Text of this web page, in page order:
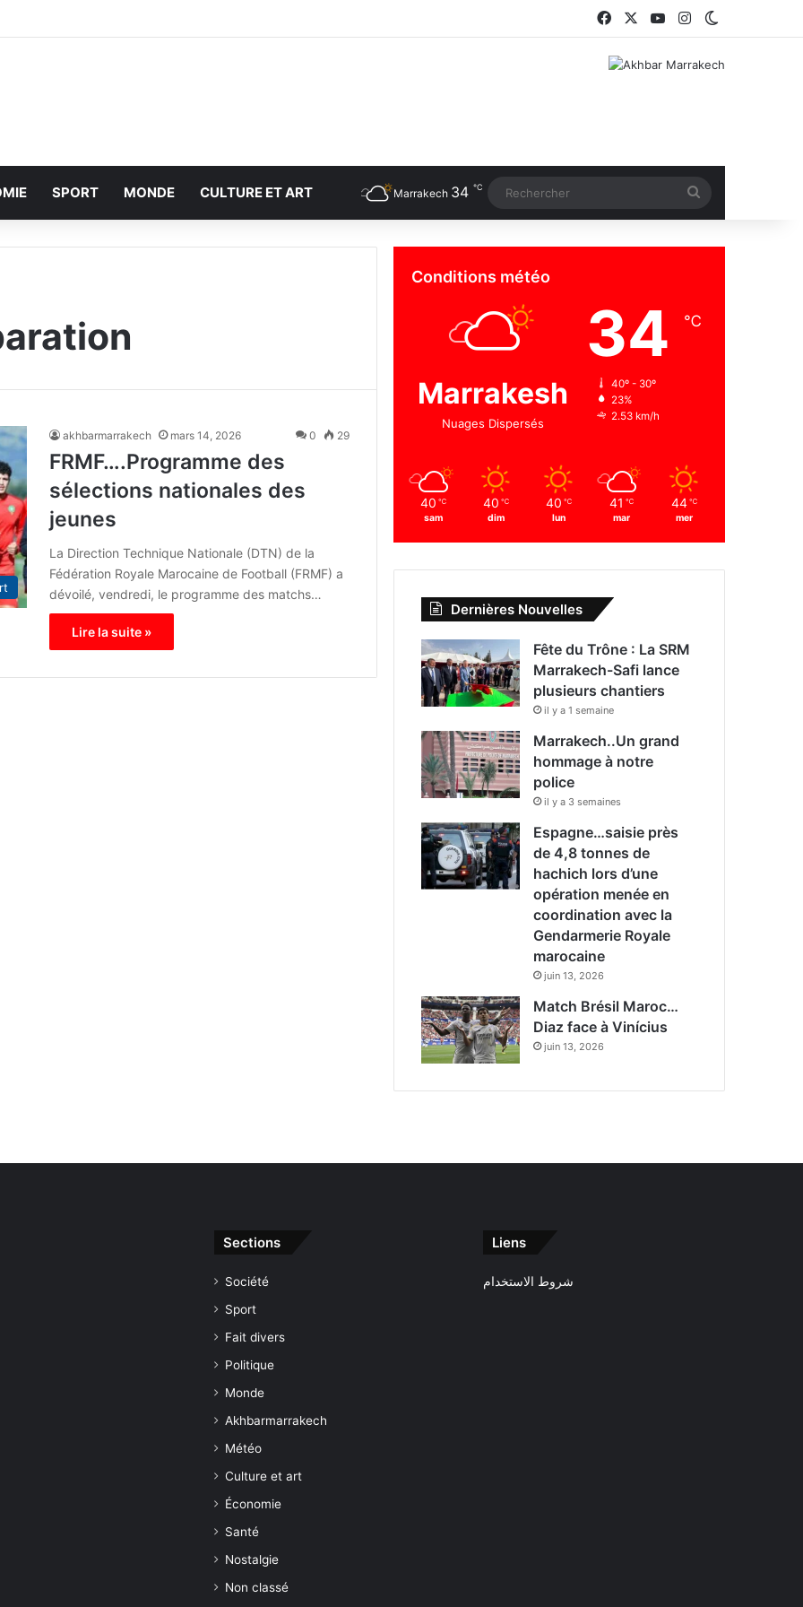
Facebook YouTubeInstagram
SPORT MONDE CULTURE ET ART Marrakech 34 ℃
akhbarmarrakech mars 14, 2026 0 29
FRMF….Programme des
sélections nationales des
jeunes
La Direction Technique Nationale (DTN) de la
Fédération Royale Marocaine de Football (FRMF) a
dévoilé, vendredi, le programme des matchs…
Lire la suite »
Conditions météo
Marrakesh
Nuages Dispersés
34 ℃
40º - 30º
23%
2.53 km/h
40 ℃
sam
40 ℃
dim
40 ℃
lun
41 ℃
mar
44 ℃
mer
Dernières Nouvelles
Fête du Trône : La SRM
Marrakech-Safi lance
plusieurs chantiers
il y a 1 semaine
Marrakech..Un grand
hommage à notre
police
il y a 3 semaines
Espagne…saisie près
de 4,8 tonnes de
hachich lors d’une
opération menée en
coordination avec la
Gendarmerie Royale
marocaine
juin 13, 2026
Match Brésil Maroc…
Diaz face à Vinícius
juin 13, 2026
Sections
Société
Sport
Fait divers
Politique
Monde
Akhbarmarrakech
Météo
Culture et art
Économie
Santé
Nostalgie
Non classé
Liens
شروط الاستخدام